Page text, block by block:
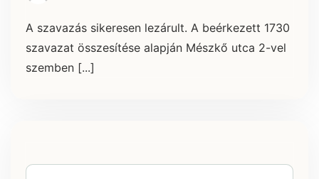
A szavazás sikeresen lezárult. A beérkezett 1730
szavazat összesítése alapján Mészkő utca 2-vel
szemben [...]